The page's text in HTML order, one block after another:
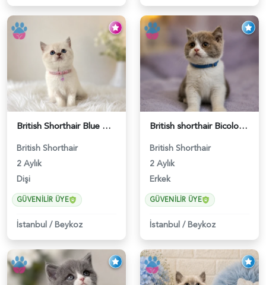
British Shorthair Blue Point Kızımız 2 Aylık - 5149
British Shorthair
2 Aylık
Dişi
GÜVENILIR ÜYE
İstanbul /Beykoz
British shorthair Bicolor Lilac Erkek - 5905
British Shorthair
2 Aylık
Erkek
GÜVENILIR ÜYE
İstanbul /Beykoz